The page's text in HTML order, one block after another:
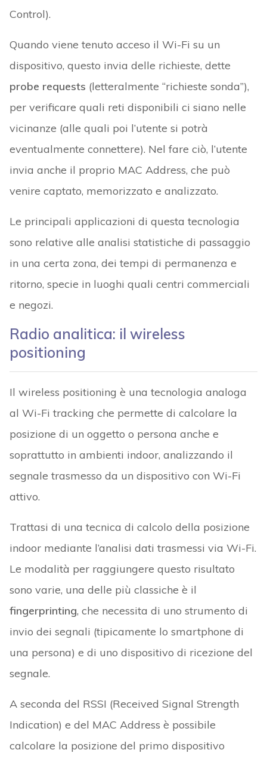
Control).
Quando viene tenuto acceso il Wi-Fi su un
dispositivo, questo invia delle richieste, dette
probe requests (letteralmente “richieste sonda”),
per verificare quali reti disponibili ci siano nelle
vicinanze (alle quali poi l’utente si potrà
eventualmente connettere). Nel fare ciò, l’utente
invia anche il proprio MAC Address, che può
venire captato, memorizzato e analizzato.
Le principali applicazioni di questa tecnologia
sono relative alle analisi statistiche di passaggio
in una certa zona, dei tempi di permanenza e
ritorno, specie in luoghi quali centri commerciali
e negozi.
Radio analitica: il wireless
positioning
Il wireless positioning è una tecnologia analoga
al Wi-Fi tracking che permette di calcolare la
posizione di un oggetto o persona anche e
soprattutto in ambienti indoor, analizzando il
segnale trasmesso da un dispositivo con Wi-Fi
attivo.
Trattasi di una tecnica di calcolo della posizione
indoor mediante l’analisi dati trasmessi via Wi-Fi.
Le modalità per raggiungere questo risultato
sono varie, una delle più classiche è il
fingerprinting, che necessita di uno strumento di
invio dei segnali (tipicamente lo smartphone di
una persona) e di uno dispositivo di ricezione del
segnale.
A seconda del RSSI (Received Signal Strength
Indication) e del MAC Address è possibile
calcolare la posizione del primo dispositivo